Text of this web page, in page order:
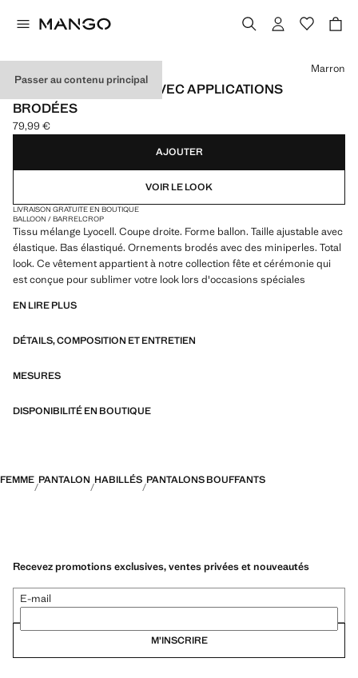
Passer au contenu principal
PANTALON BALLOON AVEC APPLICATIONS
BRODÉES
Prix actuel [79,99 € ]
79,99 €
Choisissez une couleur
Marron
AJOUTER
VOIR LE LOOK
LIVRAISON GRATUITE EN BOUTIQUE
BALLOON / BARRELCROP
Tissu mélange Lyocell. Coupe droite. Forme ballon. Taille ajustable avec
élastique. Bas élastiqué. Ornements brodés avec des miniperles. Total
look. Ce vêtement appartient à notre collection fête et cérémonie qui
est conçue pour sublimer votre look lors d'occasions spéciales
EN LIRE PLUS
DÉTAILS, COMPOSITION ET ENTRETIEN
MESURES
DISPONIBILITÉ EN BOUTIQUE
FEMME PANTALON HABILLÉS PANTALONS BOUFFANTS
Recevez promotions exclusives, ventes privées et nouveautés
E-mail
M’INSCRIRE